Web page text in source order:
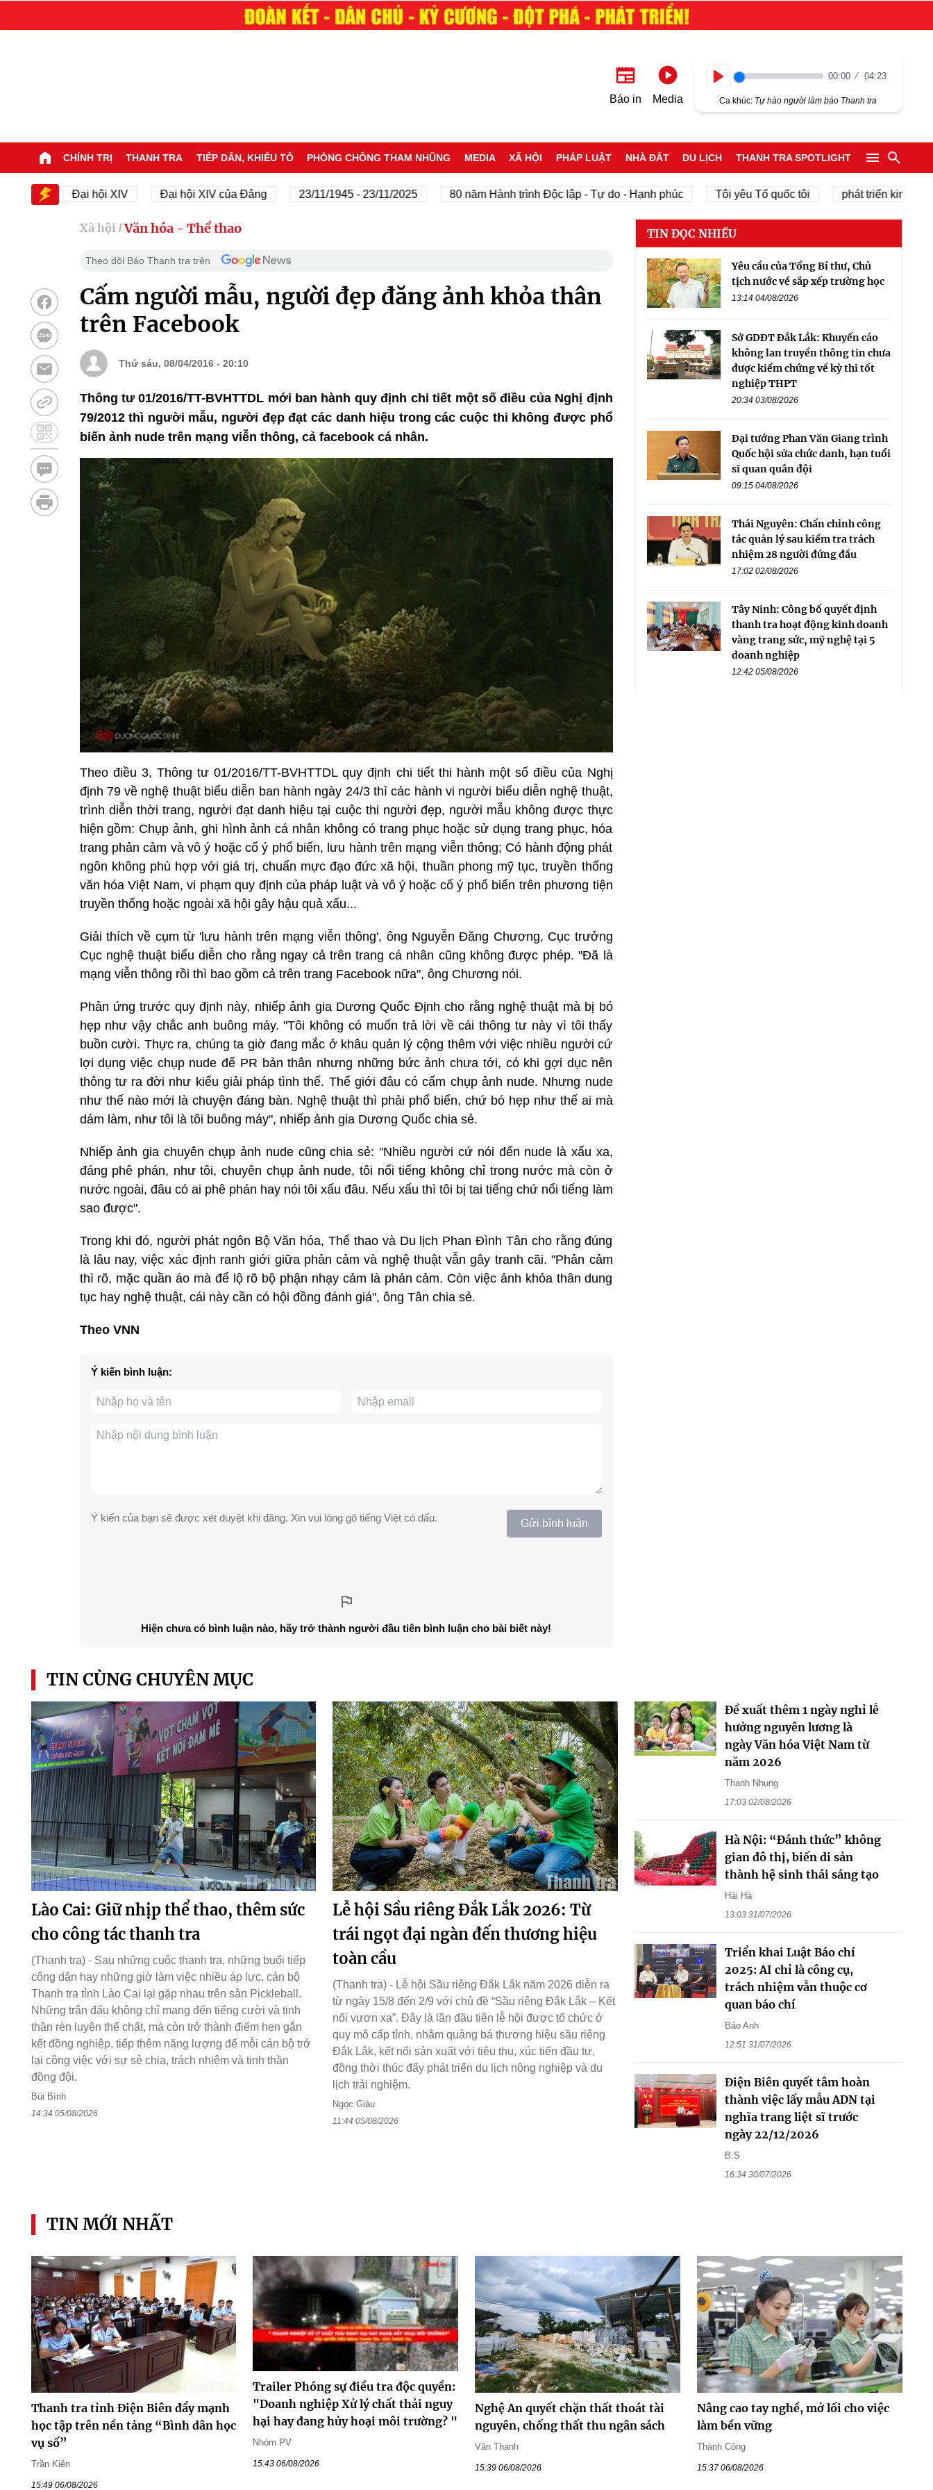
Báo in Media
00:00 04:23
Ca khúc: Tự hào người làm báo Thanh tra
CHÍNH TRỊ THANH TRA TIẾP DÂN, KHIẾU TỐ PHÒNG CHỐNG THAM NHŨNG MEDIA XÃ HỘI PHÁP LUẬT NHÀ ĐẤT DU LỊCH THANH TRA SPOTLIGHT
Đại hội XIV Đại hội XIV của Đảng 23/11/1945 - 23/11/2025 80 năm Hành trình Độc lập - Tự do - Hạnh phúc Tôi yêu Tổ quốc tôi phát triển kinh tế tư nhân
Xã hội / Văn hóa - Thể thao
Theo dõi Báo Thanh tra trên
Cấm người mẫu, người đẹp đăng ảnh khỏa thân
trên Facebook
Thứ sáu, 08/04/2016 - 20:10
Thông tư 01/2016/TT-BVHTTDL mới ban hành quy định chi tiết một số điều của Nghị định
79/2012 thì người mẫu, người đẹp đạt các danh hiệu trong các cuộc thi không được phổ
biến ảnh nude trên mạng viễn thông, cả facebook cá nhân.
Theo điều 3, Thông tư 01/2016/TT-BVHTTDL quy định chi tiết thi hành một số điều của Nghị
định 79 về nghệ thuật biểu diễn ban hành ngày 24/3 thì các hành vi người biểu diễn nghệ thuật,
trình diễn thời trang, người đạt danh hiệu tại cuộc thi người đẹp, người mẫu không được thực
hiện gồm: Chụp ảnh, ghi hình ảnh cá nhân không có trang phục hoặc sử dụng trang phục, hóa
trang phản cảm và vô ý hoặc cố ý phổ biến, lưu hành trên mạng viễn thông; Có hành động phát
ngôn không phù hợp với giá trị, chuẩn mực đạo đức xã hội, thuần phong mỹ tục, truyền thống
văn hóa Việt Nam, vi phạm quy định của pháp luật và vô ý hoặc cố ý phổ biến trên phương tiện
truyền thống hoặc ngoài xã hội gây hậu quả xấu...
Giải thích về cụm từ 'lưu hành trên mạng viễn thông', ông Nguyễn Đăng Chương, Cục trưởng
Cục nghệ thuật biểu diễn cho rằng ngay cả trên trang cá nhân cũng không được phép. "Đã là
mạng viễn thông rồi thì bao gồm cả trên trang Facebook nữa", ông Chương nói.
Phản ứng trước quy định này, nhiếp ảnh gia Dương Quốc Định cho rằng nghệ thuật mà bị bó
hẹp như vậy chắc anh buông máy. "Tôi không có muốn trả lời về cái thông tư này vì tôi thấy
buồn cười. Thực ra, chúng ta giờ đang mắc ở khâu quản lý cộng thêm với việc nhiều người cứ
lợi dụng việc chụp nude để PR bản thân nhưng những bức ảnh chưa tới, có khi gợi dục nên
thông tư ra đời như kiểu giải pháp tình thế. Thế giới đâu có cấm chụp ảnh nude. Nhưng nude
như thế nào mới là chuyện đáng bàn. Nghệ thuật thì phải phổ biến, chứ bó hẹp như thế ai mà
dám làm, như tôi là tôi buông máy", nhiếp ảnh gia Dương Quốc chia sẻ.
Nhiếp ảnh gia chuyên chụp ảnh nude cũng chia sẻ: "Nhiều người cứ nói đến nude là xấu xa,
đáng phê phán, như tôi, chuyên chụp ảnh nude, tôi nổi tiếng không chỉ trong nước mà còn ở
nước ngoài, đâu có ai phê phán hay nói tôi xấu đâu. Nếu xấu thì tôi bị tai tiếng chứ nổi tiếng làm
sao được".
Trong khi đó, người phát ngôn Bộ Văn hóa, Thể thao và Du lịch Phan Đình Tân cho rằng đúng
là lâu nay, việc xác định ranh giới giữa phản cảm và nghệ thuật vẫn gây tranh cãi. "Phản cảm
thì rõ, mặc quần áo mà để lộ rõ bộ phận nhạy cảm là phản cảm. Còn việc ảnh khỏa thân dung
tục hay nghệ thuật, cái này cần có hội đồng đánh giá", ông Tân chia sẻ.
Theo VNN
Ý kiến bình luận:
Ý kiến của bạn sẽ được xét duyệt khi đăng. Xin vui lòng gõ tiếng Việt có dấu. Gửi bình luận
Hiện chưa có bình luận nào, hãy trở thành người đầu tiên bình luận cho bài biết này!
TIN ĐỌC NHIỀU
Yêu cầu của Tổng Bí thư, Chủ
tịch nước về sắp xếp trường học
13:14 04/08/2026
Sở GDĐT Đắk Lắk: Khuyến cáo
không lan truyền thông tin chưa
được kiểm chứng về kỳ thi tốt
nghiệp THPT
20:34 03/08/2026
Đại tướng Phan Văn Giang trình
Quốc hội sửa chức danh, hạn tuổi
sĩ quan quân đội
09:15 04/08/2026
Thái Nguyên: Chấn chỉnh công
tác quản lý sau kiểm tra trách
nhiệm 28 người đứng đầu
17:02 02/08/2026
Tây Ninh: Công bố quyết định
thanh tra hoạt động kinh doanh
vàng trang sức, mỹ nghệ tại 5
doanh nghiệp
12:42 05/08/2026
TIN CÙNG CHUYÊN MỤC
Lào Cai: Giữ nhịp thể thao, thêm sức
cho công tác thanh tra
(Thanh tra) - Sau những cuộc thanh tra, những buổi tiếp
công dân hay những giờ làm việc nhiều áp lực, cán bộ
Thanh tra tỉnh Lào Cai lại gặp nhau trên sân Pickleball.
Những trận đấu không chỉ mang đến tiếng cười và tinh
thần rèn luyện thể chất, mà còn trở thành điểm hẹn gắn
kết đồng nghiệp, tiếp thêm năng lượng để mỗi cán bộ trở
lại công việc với sự sẻ chia, trách nhiệm và tinh thần
đồng đội.
Bùi Bình
14:34 05/08/2026
Lễ hội Sầu riêng Đắk Lắk 2026: Từ
trái ngọt đại ngàn đến thương hiệu
toàn cầu
(Thanh tra) - Lễ hội Sầu riêng Đắk Lắk năm 2026 diễn ra
từ ngày 15/8 đến 2/9 với chủ đề “Sầu riêng Đắk Lắk – Kết
nối vươn xa”. Đây là lần đầu tiên lễ hội được tổ chức ở
quy mô cấp tỉnh, nhằm quảng bá thương hiệu sầu riêng
Đắk Lắk, kết nối sản xuất với tiêu thụ, xúc tiến đầu tư,
đồng thời thúc đẩy phát triển du lịch nông nghiệp và du
lịch trải nghiệm.
Ngọc Giàu
11:44 05/08/2026
Đề xuất thêm 1 ngày nghỉ lễ
hưởng nguyên lương là
ngày Văn hóa Việt Nam từ
năm 2026
Thanh Nhung
17:03 02/08/2026
Hà Nội: “Đánh thức” không
gian đô thị, biến di sản
thành hệ sinh thái sáng tạo
Hải Hà
13:03 31/07/2026
Triển khai Luật Báo chí
2025: AI chỉ là công cụ,
trách nhiệm vẫn thuộc cơ
quan báo chí
Bảo Anh
12:51 31/07/2026
Điện Biên quyết tâm hoàn
thành việc lấy mẫu ADN tại
nghĩa trang liệt sĩ trước
ngày 22/12/2026
B.S
16:34 30/07/2026
TIN MỚI NHẤT
Thanh tra tỉnh Điện Biên đẩy mạnh
học tập trên nền tảng “Bình dân học
vụ số”
Trần Kiên
15:49 06/08/2026
Trailer Phóng sự điều tra độc quyền:
"Doanh nghiệp Xử lý chất thải nguy
hại hay đang hủy hoại môi trường? "
Nhóm PV
15:43 06/08/2026
Nghệ An quyết chặn thất thoát tài
nguyên, chống thất thu ngân sách
Văn Thanh
15:39 06/08/2026
Nâng cao tay nghề, mở lối cho việc
làm bền vững
Thành Công
15:37 06/08/2026